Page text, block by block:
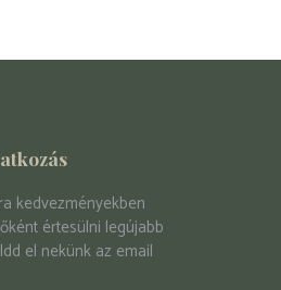
kedvezményekben
értesülni legújabb
el nekünk az email